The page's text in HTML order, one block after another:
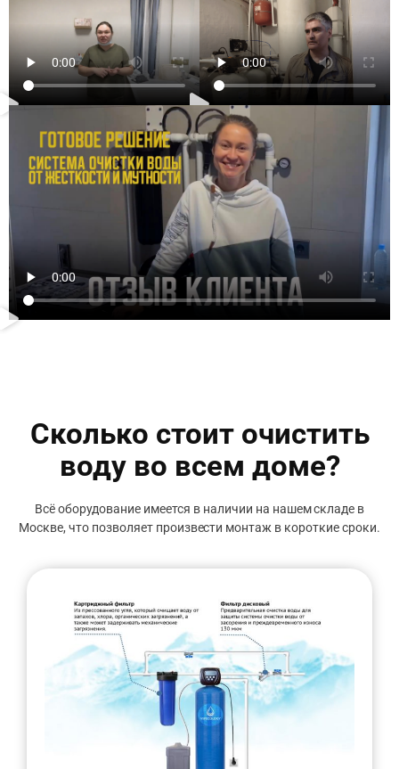
Сколько стоит очистить
воду во всем доме?
Всё оборудование имеется в наличии на нашем складе в
Москве, что позволяет произвести монтаж в короткие сроки.